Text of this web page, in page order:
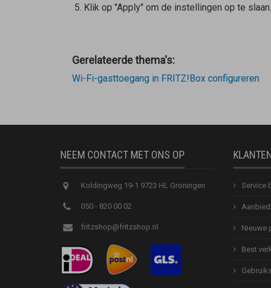
Klik op "Apply" om de instellingen op te slaan.
Gerelateerde thema's:
Wi-Fi-gasttoegang in FRITZ!Box configureren
NEEM CONTACT MET ONS OP
Koldingweg 19-1 9723 HL Groningen
050 - 820 00 02
fritzshop@fritzshop.nl
Service
Nieuwe
Best